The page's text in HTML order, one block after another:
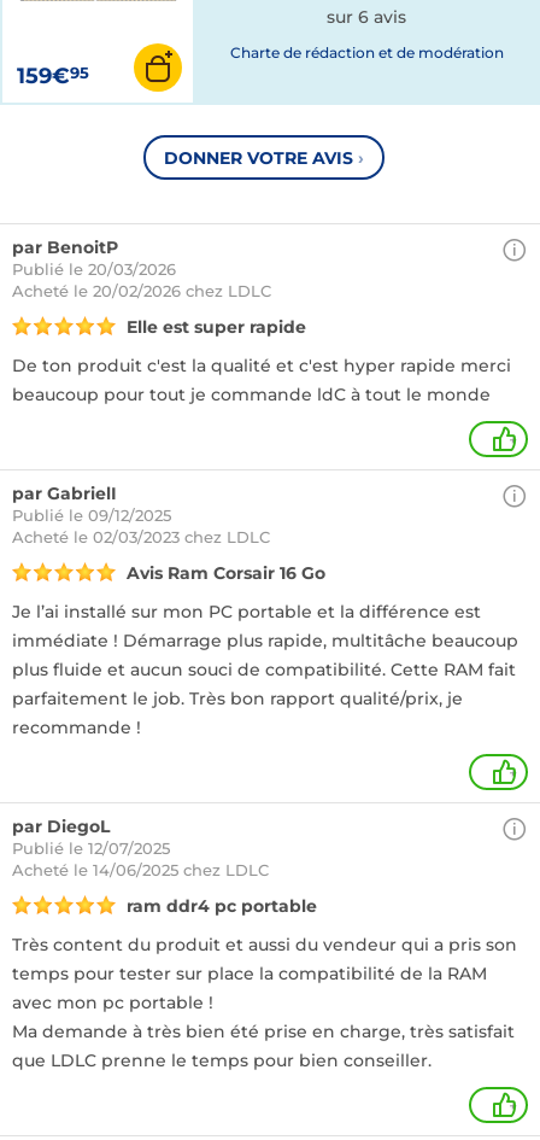
159€95
sur 6 avis
Charte de rédaction et de modération
DONNER VOTRE AVIS ›
par BenoitP
Publié le 20/03/2026
Acheté le 20/02/2026 chez LDLC
Elle est super rapide
De ton produit c'est la qualité et c'est hyper rapide merci
beaucoup pour tout je commande ldC à tout le monde
+
par GabrielI
Publié le 09/12/2025
Acheté le 02/03/2023 chez LDLC
Avis Ram Corsair 16 Go
Je l’ai installé sur mon PC portable et la différence est
immédiate ! Démarrage plus rapide, multitâche beaucoup
plus fluide et aucun souci de compatibilité. Cette RAM fait
parfaitement le job. Très bon rapport qualité/prix, je
recommande !
+
par DiegoL
Publié le 12/07/2025
Acheté le 14/06/2025 chez LDLC
ram ddr4 pc portable
Très content du produit et aussi du vendeur qui a pris son
temps pour tester sur place la compatibilité de la RAM
avec mon pc portable !
Ma demande à très bien été prise en charge, très satisfait
que LDLC prenne le temps pour bien conseiller.
+